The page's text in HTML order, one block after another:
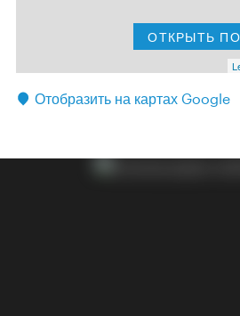
ОТКРЫТЬ
Отобразить на картах Google